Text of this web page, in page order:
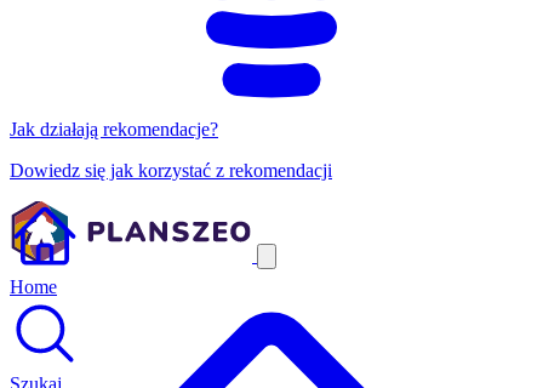
Jak działają rekomendacje?
Dowiedz się jak korzystać z rekomendacji
Home
Szukaj